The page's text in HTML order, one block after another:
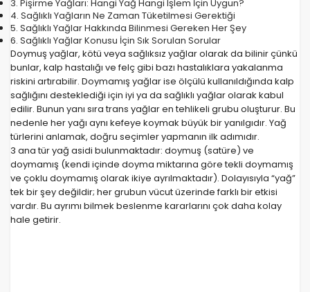
3. Pişirme Yağları: Hangi Yağ Hangi Işlem İçin Uygun?
4. Sağlıklı Yağların Ne Zaman Tüketilmesi Gerektiği
5. Sağlıklı Yağlar Hakkında Bilinmesi Gereken Her Şey
6. Sağlıklı Yağlar Konusu İçin Sık Sorulan Sorular
Doymuş yağlar, kötü veya sağlıksız yağlar olarak da bilinir çünkü
bunlar, kalp hastalığı ve felç gibi bazı hastalıklara yakalanma
riskini artırabilir. Doymamış yağlar ise ölçülü kullanıldığında kalp
sağlığını desteklediği için iyi ya da sağlıklı yağlar olarak kabul
edilir. Bunun yanı sıra trans yağlar en tehlikeli grubu oluşturur. Bu
nedenle her yağı aynı kefeye koymak büyük bir yanılgıdır. Yağ
türlerini anlamak, doğru seçimler yapmanın ilk adımıdır.
3 ana tür yağ asidi bulunmaktadır: doymuş (satüre) ve
doymamış (kendi içinde doyma miktarına göre tekli doymamış
ve çoklu doymamış olarak ikiye ayrılmaktadır). Dolayısıyla “yağ”
tek bir şey değildir; her grubun vücut üzerinde farklı bir etkisi
vardır. Bu ayrımı bilmek beslenme kararlarını çok daha kolay
hale getirir.